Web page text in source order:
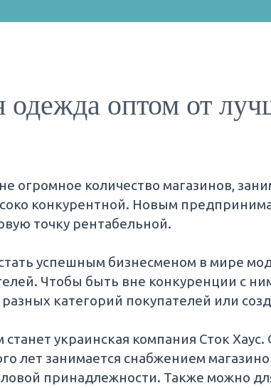
оптом от
огромное количество магазинов,
конкурентной. Новым
точку рентабельной.
успешным бизнесменом в мире
Чтобы быть вне конкуренции с
категорий покупателей или
украинская компания Сток
лет занимается снабжением
принадлежности. Также можно